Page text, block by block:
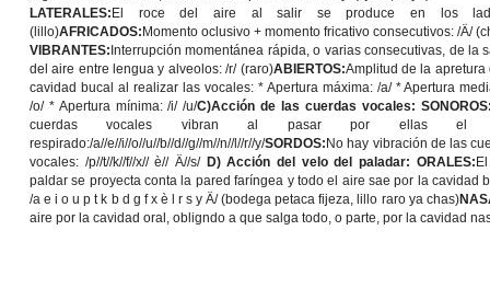
LATERALES: El roce del aire al salir se produce en los
(lillo)AFRICADOS: Momento oclusivo + momento fricativo consecutivos: /Ä/
VIBRANTES: Interrupción momentánea rápida, o varias consecutivas, de la
del aire entre lengua y alveolos: /r/ (raro)ABIERTOS:Amplitud de la apretura
cavidad bucal al realizar las vocales: * Apertura máxima: /a/ * Apertura
/o/ * Apertura mínima: /i/ /u/C)Acción de las cuerdas vocales: SONOROS:
cuerdas vocales vibran al pasar por ellas el
respirado:/a//e//i//o//u//b//d//g//m//n//l//r//y/SORDOS: No hay vibración de las
vocales: /p//t//k//f//x// è// Ä//s/ D) Acción del velo del paladar: ORALES:
paldar se proyecta conta la pared faríngea y todo el aire sae por la cavidad
/a e i o u p t k b d g f x è l r s y Ä/ (bodega petaca fijeza, lillo raro ya chas)
aire por la cavidad oral, obligndo a que salga todo, o parte, por la cavidad